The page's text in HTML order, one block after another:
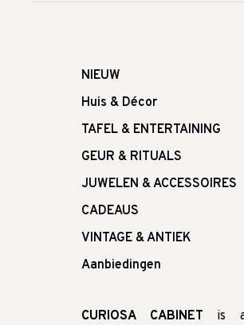
NIEUW
Huis & Décor
TAFEL & ENTERTAINING
GEUR & RITUALS
JUWELEN & ACCESSOIRES
CADEAUS
VINTAGE & ANTIEK
Aanbiedingen
CURIOSA CABINET is a